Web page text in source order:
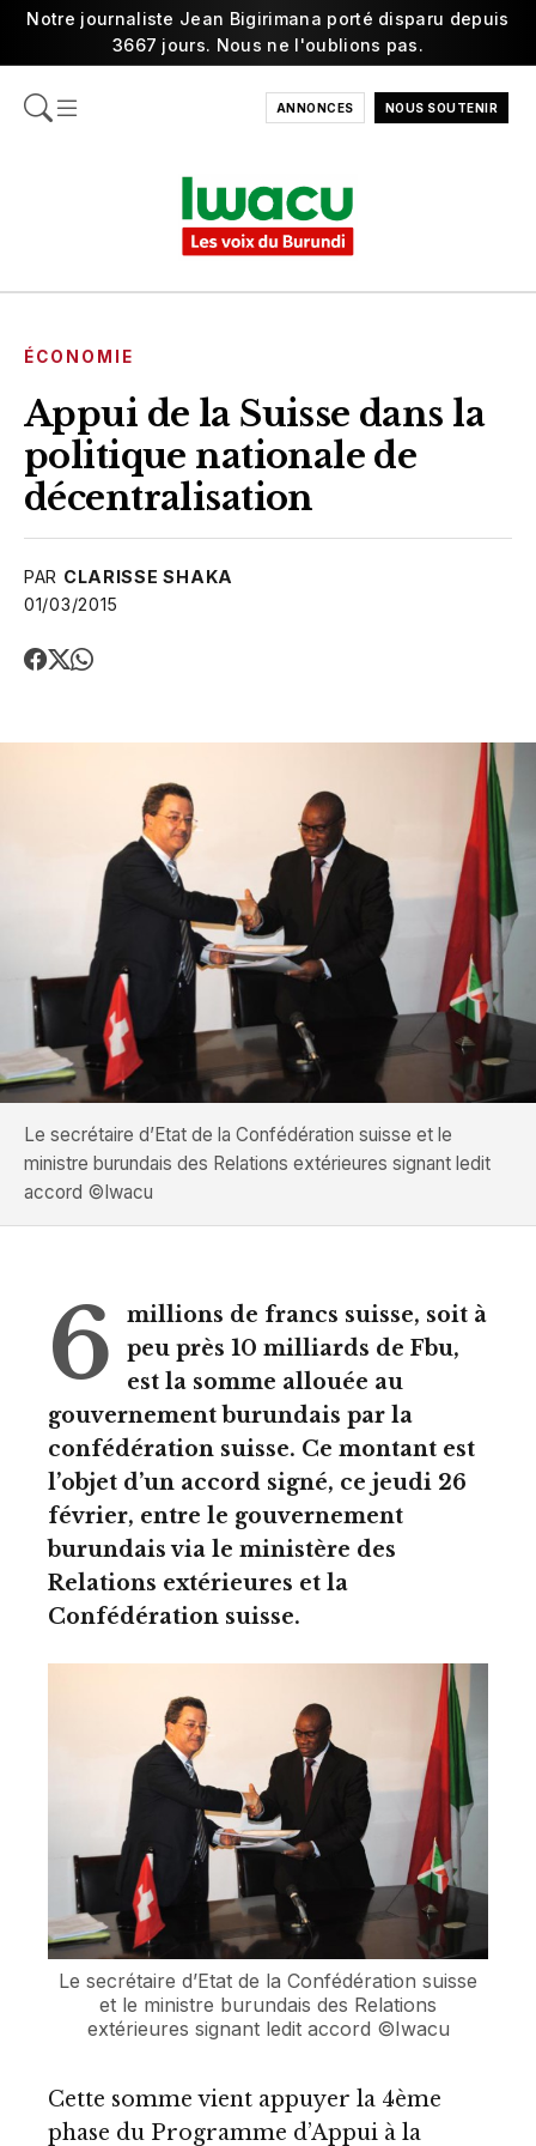
Notre journaliste Jean Bigirimana porté disparu depuis
3667 jours. Nous ne l'oublions pas.
ANNONCES NOUS SOUTENIR
ÉCONOMIE
Appui de la Suisse dans la
politique nationale de
décentralisation
PAR CLARISSE SHAKA
01/03/2015
Le secrétaire d’Etat de la Confédération suisse et le
ministre burundais des Relations extérieures signant ledit
accord ©Iwacu
6
millions de francs suisse, soit à
peu près 10 milliards de Fbu,
est la somme allouée au
gouvernement burundais par la
confédération suisse. Ce montant est
l’objet d’un accord signé, ce jeudi 26
février, entre le gouvernement
burundais via le ministère des
Relations extérieures et la
Confédération suisse.
Le secrétaire d’Etat de la Confédération suisse
et le ministre burundais des Relations
extérieures signant ledit accord ©Iwacu
Cette somme vient appuyer la 4ème
phase du Programme d’Appui à la